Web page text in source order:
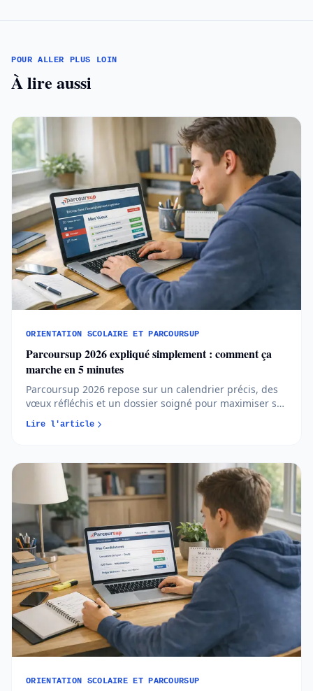
POUR ALLER PLUS LOIN
À lire aussi
ORIENTATION SCOLAIRE ET PARCOURSUP
Parcoursup 2026 expliqué simplement : comment ça
marche en 5 minutes
Parcoursup 2026 repose sur un calendrier précis, des
vœux réfléchis et un dossier soigné pour maximiser ses
chances d’admission. Comprendre les règles et
anticiper chaque étape permet d’aborder l’orientation
Lire l'article
ORIENTATION SCOLAIRE ET PARCOURSUP